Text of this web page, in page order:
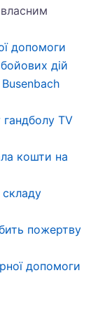
допомоги
дій
гандболу TV
кошти на
пожертву
допомоги